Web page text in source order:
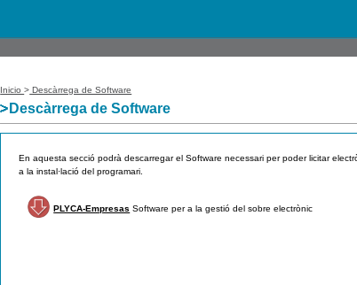
Inicio> Descàrrega de Software
Descàrrega de Software
En aquesta secció podrà descarregar el Software necessari per poder licitar
a la instal·lació del programari.
PLYCA-Empresas Software per a la gestió del sobre electrònic